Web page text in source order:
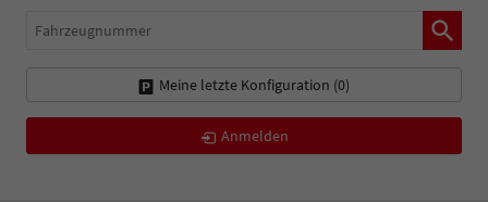
Fahrzeugnummer
Meine letzte Konfiguration (0)
Anmelden